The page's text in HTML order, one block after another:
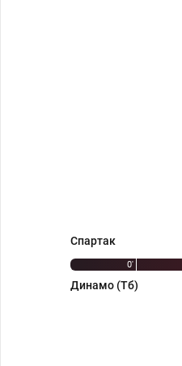
0'
Спартак
Динамо (Тб)